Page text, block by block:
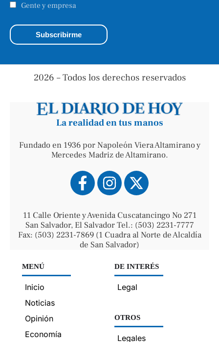
Gente y empresa
2026 – Todos los derechos reservados
La realidad en tus manos
Fundado en 1936 por Napoleón Viera Altamirano y
Mercedes Madriz de Altamirano.
11 Calle Oriente y Avenida Cuscatancingo No 271
San Salvador, El Salvador Tel.: (503) 2231-7777
Fax: (503) 2231-7869 (1 Cuadra al Norte de Alcaldía
de San Salvador)
MENÚ
Inicio
Noticias
Opinión
Economía
DE INTERÉS
Legal
OTROS
Legales